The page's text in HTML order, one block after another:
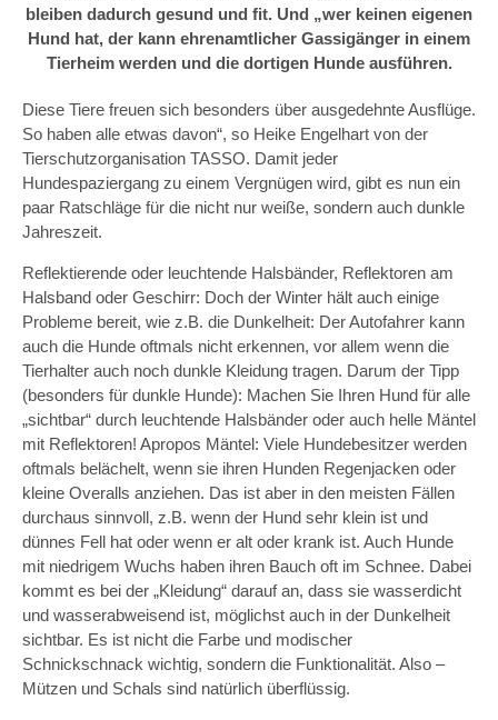
bleiben dadurch gesund und fit. Und „wer keinen eigenen
Hund hat, der kann ehrenamtlicher Gassigänger in einem
Tierheim werden und die dortigen Hunde ausführen.
Diese Tiere freuen sich besonders über ausgedehnte Ausflüge.
So haben alle etwas davon“, so Heike Engelhart von der
Tierschutzorganisation TASSO. Damit jeder
Hundespaziergang zu einem Vergnügen wird, gibt es nun ein
paar Ratschläge für die nicht nur weiße, sondern auch dunkle
Jahreszeit.
Reflektierende oder leuchtende Halsbänder, Reflektoren am
Halsband oder Geschirr: Doch der Winter hält auch einige
Probleme bereit, wie z.B. die Dunkelheit: Der Autofahrer kann
auch die Hunde oftmals nicht erkennen, vor allem wenn die
Tierhalter auch noch dunkle Kleidung tragen. Darum der Tipp
(besonders für dunkle Hunde): Machen Sie Ihren Hund für alle
„sichtbar“ durch leuchtende Halsbänder oder auch helle Mäntel
mit Reflektoren! Apropos Mäntel: Viele Hundebesitzer werden
oftmals belächelt, wenn sie ihren Hunden Regenjacken oder
kleine Overalls anziehen. Das ist aber in den meisten Fällen
durchaus sinnvoll, z.B. wenn der Hund sehr klein ist und
dünnes Fell hat oder wenn er alt oder krank ist. Auch Hunde
mit niedrigem Wuchs haben ihren Bauch oft im Schnee. Dabei
kommt es bei der „Kleidung“ darauf an, dass sie wasserdicht
und wasserabweisend ist, möglichst auch in der Dunkelheit
sichtbar. Es ist nicht die Farbe und modischer
Schnickschnack wichtig, sondern die Funktionalität. Also –
Mützen und Schals sind natürlich überflüssig.